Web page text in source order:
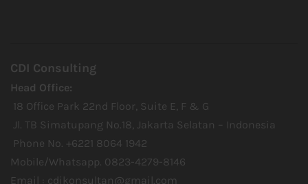
CDI Consulting
Head Office:
18 Office Park 22nd Floor, Suite E, F & G
Jl. TB Simatupang No.18, Jakarta Selatan – Indonesia
Phone No. +6221 8064 1942
Mobile/Whatsapp. 0823-4279-8146
Email : cdikonsultan@gmail.com